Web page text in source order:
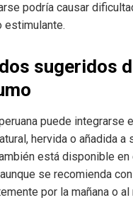
podría causar
estimulante.
sugeridos
puede integrarse
hervida o añadida
está disponible en
se recomienda
por la mañana o